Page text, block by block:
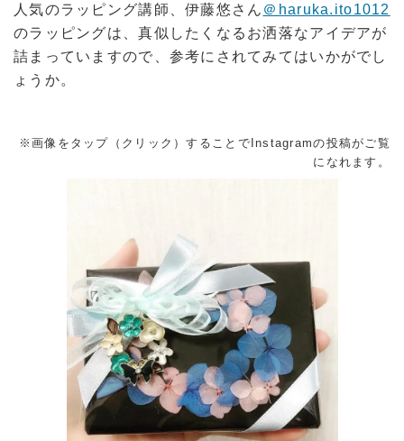
人気のラッピング講師、伊藤悠さん ＠haruka.ito1012
のラッピングは、真似したくなるお洒落なアイデアが
詰まっていますので、参考にされてみてはいかがでし
ょうか。
※画像をタップ（クリック）することでInstagramの投稿がご覧
になれます。